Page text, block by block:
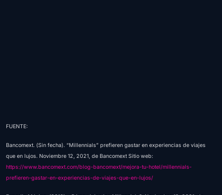
FUENTE:
Bancomext. (Sin fecha). “Millennials” prefieren gastar en experiencias de viajes
que en lujos. Noviembre 12, 2021, de Bancomext Sitio web:
https://www.bancomext.com/blog-bancomext/mejora-tu-hotel/millennials-
prefieren-gastar-en-experiencias-de-viajes-que-en-lujos/